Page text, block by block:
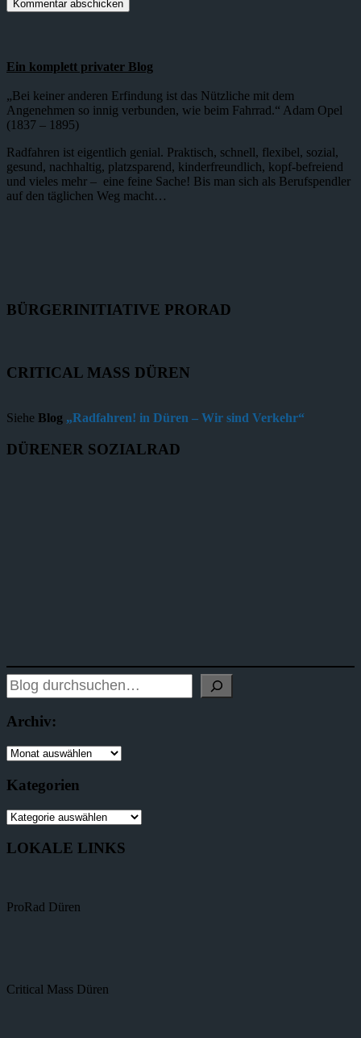
Ein komplett privater Blog
„Bei keiner anderen Erfindung ist das Nützliche mit dem
Angenehmen so innig verbunden, wie beim Fahrrad.“ Adam Opel
(1837 – 1895)
Radfahren ist eigentlich genial. Praktisch, schnell, flexibel, sozial,
gesund, nachhaltig, platzsparend, kinderfreundlich, kopf-befreiend
und vieles mehr – eine feine Sache! Bis man sich als Berufspendler
auf den täglichen Weg macht…
BÜRGERINITIATIVE PRORAD
CRITICAL MASS DÜREN
Siehe Blog „Radfahren! in Düren – Wir sind Verkehr“
DÜRENER SOZIALRAD
Archiv:
Kategorien
LOKALE LINKS
ProRad Düren
Critical Mass Düren